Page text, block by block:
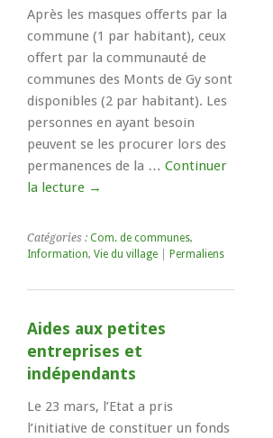
Après les masques offerts par la
commune (1 par habitant), ceux
offert par la communauté de
communes des Monts de Gy sont
disponibles (2 par habitant). Les
personnes en ayant besoin
peuvent se les procurer lors des
permanences de la … Continuer
la lecture →
Catégories : Com. de communes,
Information, Vie du village Permaliens
Aides aux petites
entreprises et
indépendants
Le 23 mars, l’Etat a pris
l’initiative de constituer un fonds